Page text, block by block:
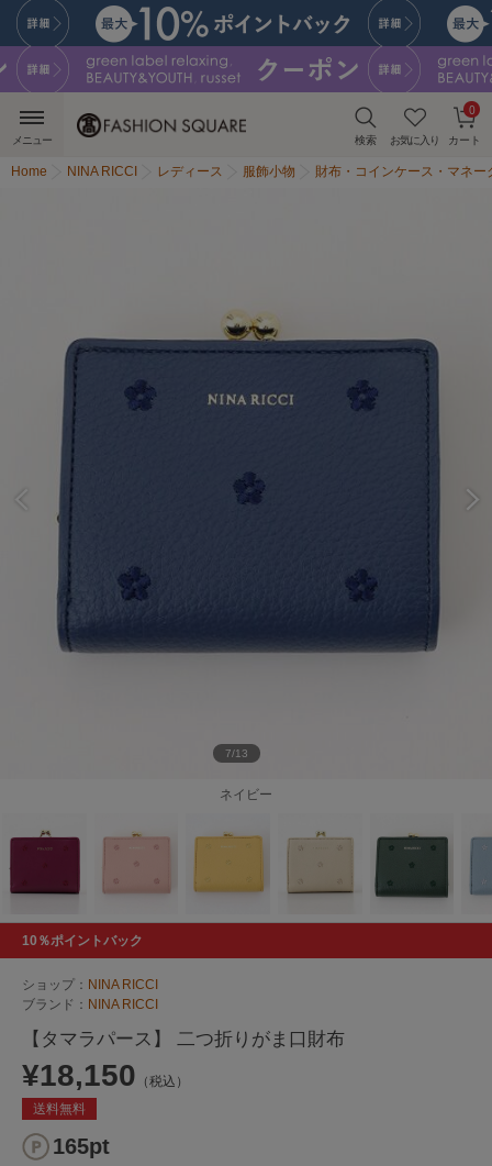
検索 お気に入り カート
0
メニュー
Home NINA RICCI レディース 服飾小物 財布・コインケース・マネー
ネイビー
7/13
10％ポイントバック
ショップ： NINA RICCI
ブランド： NINA RICCI
【タマラパース】 二つ折りがま口財布
¥18,150 （税込）
送料無料
165pt